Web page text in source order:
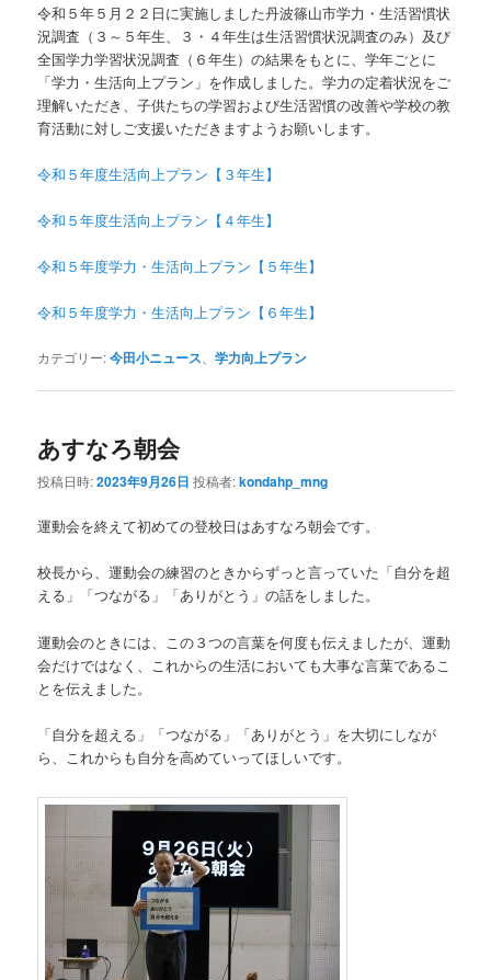
令和５年５月２２日に実施しました丹波篠山市学力・生活習慣状
況調査（３～５年生、３・４年生は生活習慣状況調査のみ）及び
全国学力学習状況調査（６年生）の結果をもとに、学年ごとに
「学力・生活向上プラン」を作成しました。学力の定着状況をご
理解いただき、子供たちの学習および生活習慣の改善や学校の教
育活動に対しご支援いただきますようお願いします。
令和５年度生活向上プラン【３年生】
令和５年度生活向上プラン【４年生】
令和５年度学力・生活向上プラン【５年生】
令和５年度学力・生活向上プラン【６年生】
カテゴリー:今田小ニュース 、学力向上プラン
あすなろ朝会
投稿日時:2023年9月26日 投稿者:kondahp_mng
運動会を終えて初めての登校日はあすなろ朝会です。
校長から、運動会の練習のときからずっと言っていた「自分を超
える」「つながる」「ありがとう」の話をしました。
運動会のときには、この３つの言葉を何度も伝えましたが、運動
会だけではなく、これからの生活においても大事な言葉であるこ
とを伝えました。
「自分を超える」「つながる」「ありがとう」を大切にしなが
ら、これからも自分を高めていってほしいです。